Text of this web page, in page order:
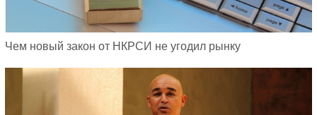
Чем новый закон от НКРСИ не угодил рынку